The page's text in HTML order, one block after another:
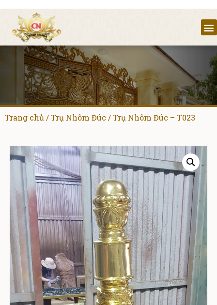
Trang chủ/Trụ Nhôm Đúc / Trụ Nhôm Đúc – T023